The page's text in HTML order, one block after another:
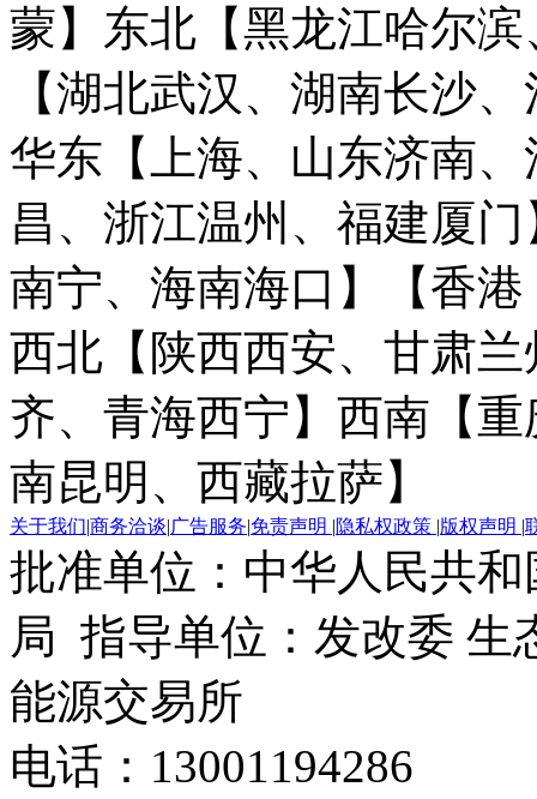
蒙】 东北【黑龙江哈尔
【湖北武汉、湖南长沙
华东【上海、山东济南
昌、浙江温州、福建厦门
南宁、海南海口】
【香
西北【陕西西安、甘肃
齐、青海西宁】 西南【
南昆明、西藏拉萨】
关于我们|商务洽谈|广告服务|免责声明 |隐私权政策 |版权声明 |
批准单位：中华人民共
局 指导单位：发改委 生
能源交易所
电话：13001194286